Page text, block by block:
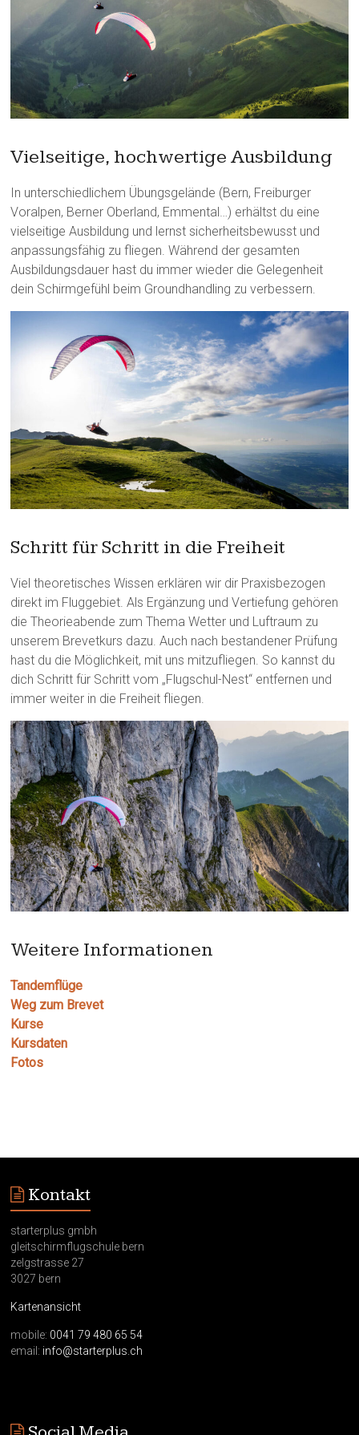
Vielseitige, hochwertige Ausbildung
In unterschiedlichem Übungsgelände (Bern, Freiburger
Voralpen, Berner Oberland, Emmental…) erhältst du eine
vielseitige Ausbildung und lernst sicherheitsbewusst und
anpassungsfähig zu fliegen. Während der gesamten
Ausbildungsdauer hast du immer wieder die Gelegenheit
dein Schirmgefühl beim Groundhandling zu verbessern.
Schritt für Schritt in die Freiheit
Viel theoretisches Wissen erklären wir dir Praxisbezogen
direkt im Fluggebiet. Als Ergänzung und Vertiefung gehören
die Theorieabende zum Thema Wetter und Luftraum zu
unserem Brevetkurs dazu. Auch nach bestandener Prüfung
hast du die Möglichkeit, mit uns mitzufliegen. So kannst du
dich Schritt für Schritt vom „Flugschul-Nest“ entfernen und
immer weiter in die Freiheit fliegen.
Weitere Informationen
Tandemflüge
Weg zum Brevet
Kurse
Kursdaten
Fotos
Kontakt
starterplus gmbh
gleitschirmflugschule bern
zelgstrasse 27
3027 bern
Kartenansicht
mobile: 0041 79 480 65 54
email: info@starterplus.ch